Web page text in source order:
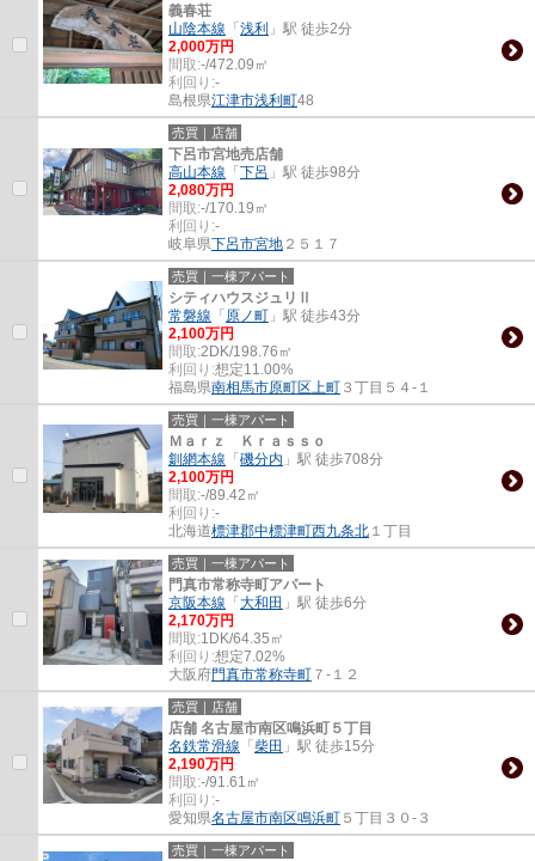
義春荘
山陰本線 「 浅利 」駅 徒歩2分
2,000万円
間取:-/472.09㎡
利回り:-
島根県江津市浅利町48
売買｜店舗
下呂市宮地売店舗
高山本線 「 下呂 」駅 徒歩98分
2,080万円
間取:-/170.19㎡
利回り:-
岐阜県下呂市宮地 ２５１７
売買｜一棟アパート
シティハウスジュリⅡ
常磐線 「 原ノ町 」駅 徒歩43分
2,100万円
間取:2DK/198.76㎡
利回り:想定11.00%
福島県南相馬市原町区上町 ３丁目５４-１
売買｜一棟アパート
Ｍａｒｚ Ｋｒａｓｓｏ
釧網本線 「 磯分内 」駅 徒歩708分
2,100万円
間取:-/89.42㎡
利回り:-
北海道標津郡中標津町西九条北 １丁目
売買｜一棟アパート
門真市常称寺町アパート
京阪本線 「 大和田 」駅 徒歩6分
2,170万円
間取:1DK/64.35㎡
利回り:想定7.02%
大阪府門真市常称寺町 ７-１２
売買｜店舗
店舗 名古屋市南区鳴浜町５丁目
名鉄常滑線 「 柴田 」駅 徒歩15分
2,190万円
間取:-/91.61㎡
利回り:-
愛知県名古屋市南区鳴浜町 ５丁目３０-３
売買｜一棟アパート